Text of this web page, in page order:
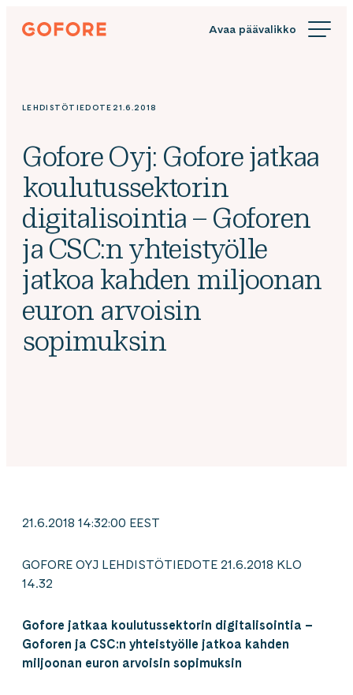
Siirry
suoraan
Gofore
knowledge
LEHDISTÖTIEDOTE 21.6.2018
Gofore Oyj: Gofore jatkaa
koulutussektorin
digitalisointia – Goforen
ja CSC:n yhteistyölle
jatkoa kahden miljoonan
euron arvoisin
sopimuksin
21.6.2018 14:32:00 EEST
GOFORE OYJ LEHDISTÖTIEDOTE 21.6.2018 KLO
14.32
Gofore jatkaa koulutussektorin digitalisointia –
Goforen ja CSC:n yhteistyölle jatkoa kahden
miljoonan euron arvoisin sopimuksin